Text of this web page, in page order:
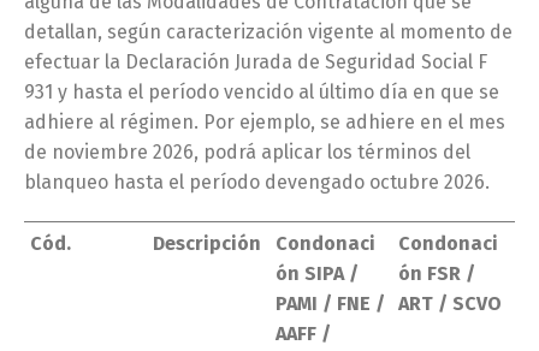
detallan, según caracterización vigente al momento de
efectuar la Declaración Jurada de Seguridad Social F
931 y hasta el período vencido al último día en que se
adhiere al régimen. Por ejemplo, se adhiere en el mes
de noviembre 2026, podrá aplicar los términos del
blanqueo hasta el período devengado octubre 2026.
Cód. Descripción
Condonaci
ón SIPA /
PAMI / FNE /
AAFF /
Condonaci
ón FSR /
ART / SCVO